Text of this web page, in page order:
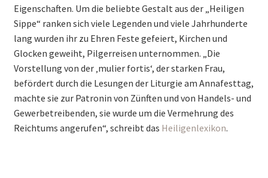
Eigenschaften. Um die beliebte Gestalt aus der „Heiligen
Sippe“ ranken sich viele Legenden und viele Jahrhunderte
lang wurden ihr zu Ehren Feste gefeiert, Kirchen und
Glocken geweiht, Pilgerreisen unternommen. „Die
Vorstellung von der ‚mulier fortis‘, der starken Frau,
befördert durch die Lesungen der Liturgie am Annafesttag,
machte sie zur Patronin von Zünften und von Handels- und
Gewerbetreibenden, sie wurde um die Vermehrung des
Reichtums angerufen“, schreibt das Heiligenlexikon.